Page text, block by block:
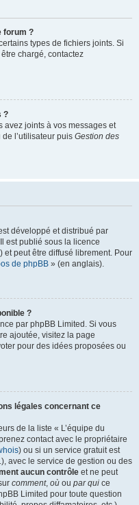
forum ?
types de fichiers joints. Si
chargé, contactez
?
avez joints à vos messages et
l’utilisateur puis Gestion des
développé et distribué par
est publié sous la licence
peut être diffusé librement. Pour
de phpBB » (en anglais).
?
par phpBB Limited. Si vous
ajoutée, visitez la page
pour des idées proposées ou
légales concernant ce
de la liste « L’équipe du
contact avec le propriétaire
) ou si un service gratuit est
avec le service de gestion ou des
aucun contrôle et ne peut
comment, où ou par qui ce
Limited pour toute question